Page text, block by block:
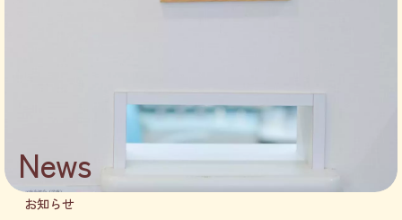
News
お知らせ